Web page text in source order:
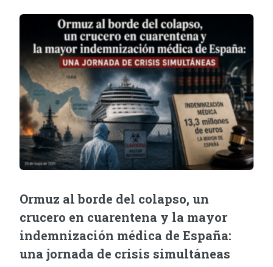
Ormuz al borde del colapso, un
crucero en cuarentena y la mayor
indemnización médica de España:
una jornada de crisis simultáneas